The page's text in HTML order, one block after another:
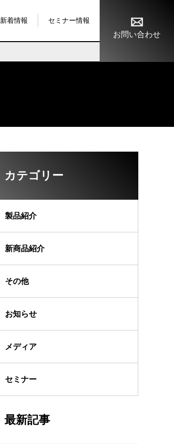
新着情報 セミナー情報
お問い合わせ
カテゴリー
製品紹介
新商品紹介
その他
お知らせ
メディア
セミナー
最新記事